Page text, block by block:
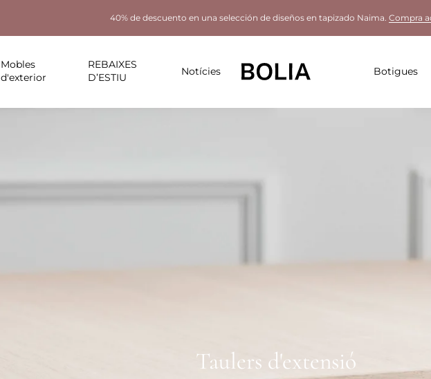
40% de descuento en una selección de diseños en tapizado Naima. Compra
Mobles
d'exterior
REBAIXES
D’ESTIU
Notícies Botigues
Taulers d'extensió